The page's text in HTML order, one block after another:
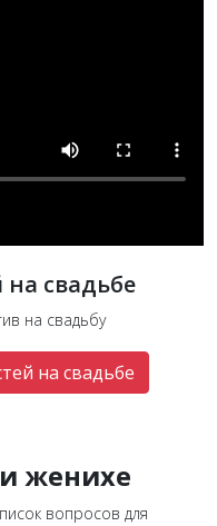
на свадьбе
на свадьбу
на свадьбе
женихе
вопросов для